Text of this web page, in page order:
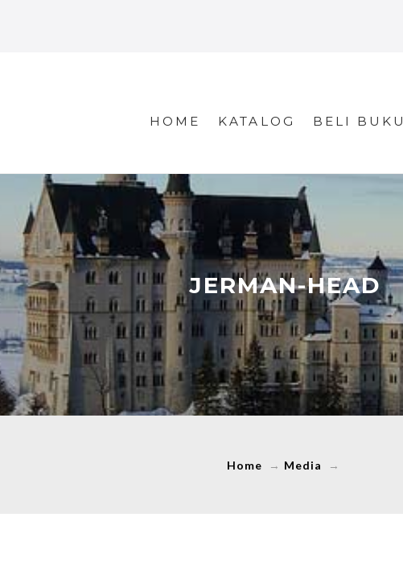
HOME KATALOG BELI BUKU
JERMAN-HEAD
Home → Media →